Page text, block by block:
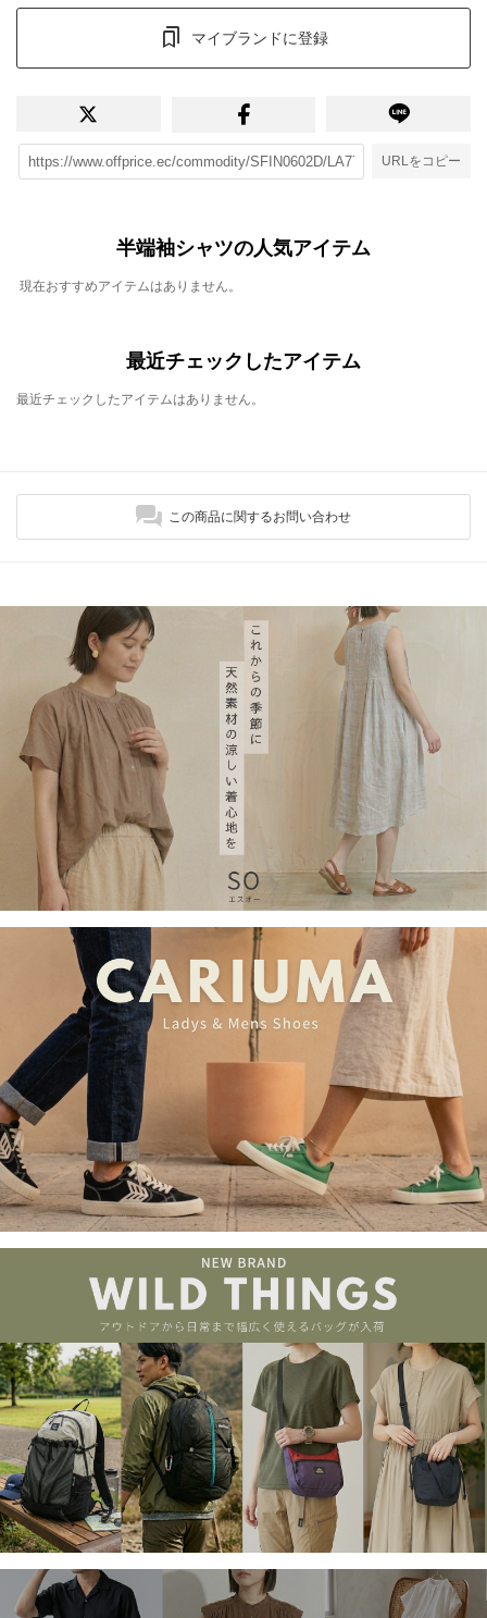
マイブランドに登録
URLをコピー
半端袖シャツの人気アイテム
現在おすすめアイテムはありません。
最近チェックしたアイテム
最近チェックしたアイテムはありません。
この商品に関するお問い合わせ